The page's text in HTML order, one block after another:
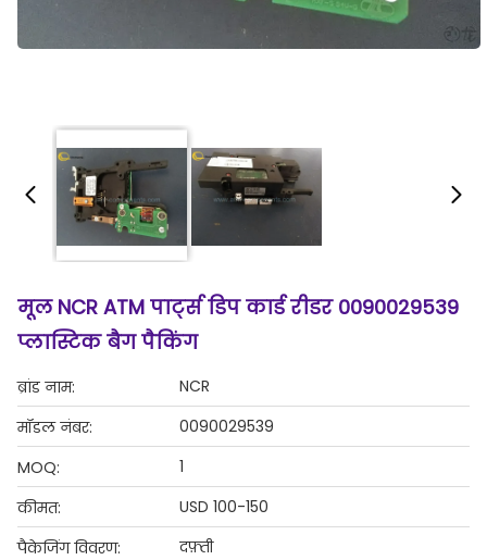
मूल NCR ATM पार्ट्स डिप कार्ड रीडर 0090029539
प्लास्टिक बैग पैकिंग
ब्रांड नाम:
NCR
मॉडल नंबर:
0090029539
MOQ:
1
कीमत:
USD 100-150
पैकेजिंग विवरण:
दफ़्ती